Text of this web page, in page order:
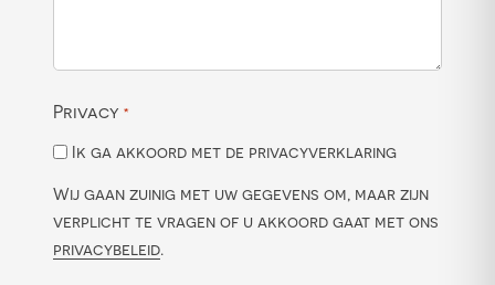
Privacy *
Ik ga akkoord met de privacyverklaring
Wij gaan zuinig met uw gegevens om, maar zijn
verplicht te vragen of u akkoord gaat met ons
privacybeleid.